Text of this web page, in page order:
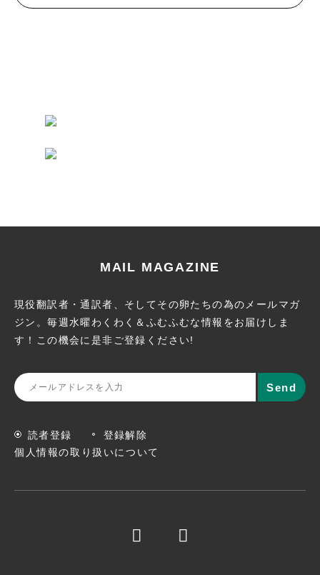
MAIL MAGAZINE
現役翻訳者・通訳者、そしてその卵たちの為のメールマガ
ジン。毎週水曜わくわく＆ふむふむな情報をお届けしま
す！この機会に是非ご登録ください!
読者登録
登録解除
個人情報の取り扱いについて